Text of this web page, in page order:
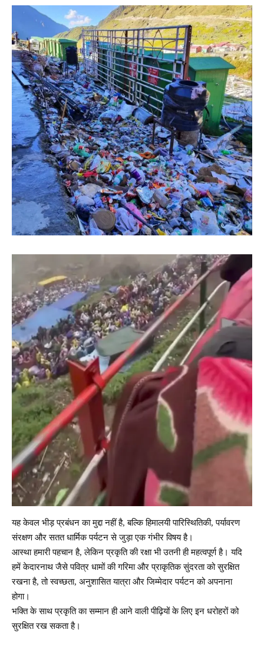
यह केवल भीड़ प्रबंधन का मुद्दा नहीं है, बल्कि हिमालयी पारिस्थितिकी, पर्यावरण
संरक्षण और सतत धार्मिक पर्यटन से जुड़ा एक गंभीर विषय है।
आस्था हमारी पहचान है, लेकिन प्रकृति की रक्षा भी उतनी ही महत्वपूर्ण है। यदि
हमें केदारनाथ जैसे पवित्र धामों की गरिमा और प्राकृतिक सुंदरता को सुरक्षित
रखना है, तो स्वच्छता, अनुशासित यात्रा और जिम्मेदार पर्यटन को अपनाना
होगा।
भक्ति के साथ प्रकृति का सम्मान ही आने वाली पीढ़ियों के लिए इन धरोहरों को
सुरक्षित रख सकता है।